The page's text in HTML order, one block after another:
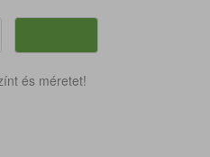
és méretet!